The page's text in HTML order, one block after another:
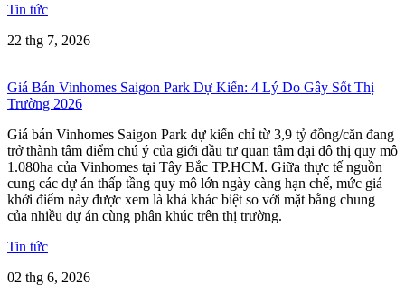
Tin tức
22 thg 7, 2026
Giá Bán Vinhomes Saigon Park Dự Kiến: 4 Lý Do Gây Sốt Thị
Trường 2026
Giá bán Vinhomes Saigon Park dự kiến chỉ từ 3,9 tỷ đồng/căn đang
trở thành tâm điểm chú ý của giới đầu tư quan tâm đại đô thị quy mô
1.080ha của Vinhomes tại Tây Bắc TP.HCM. Giữa thực tế nguồn
cung các dự án thấp tầng quy mô lớn ngày càng hạn chế, mức giá
khởi điểm này được xem là khá khác biệt so với mặt bằng chung
của nhiều dự án cùng phân khúc trên thị trường.
Tin tức
02 thg 6, 2026